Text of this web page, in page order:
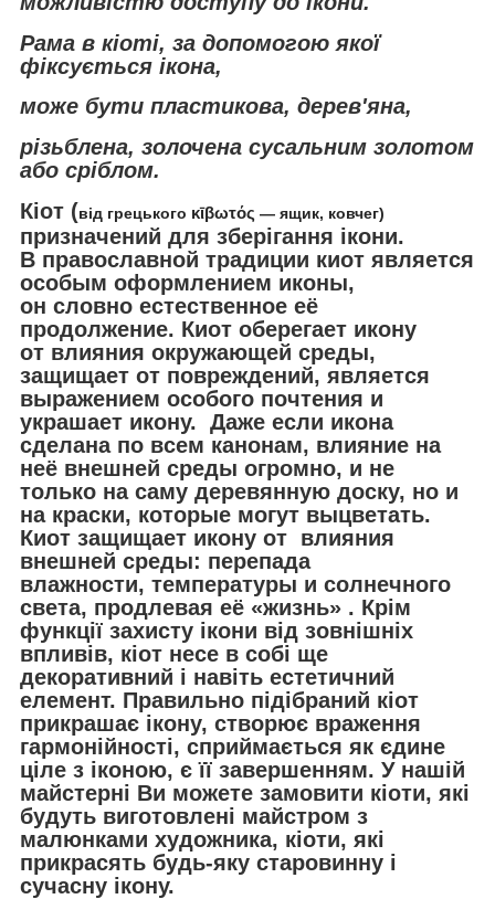
Рама в кіоті, за допомогою якої
фіксується ікона,
може бути пластикова, дерев'яна,
різьблена, золочена сусальним золотом
або сріблом.
Кіот (від грецького κῑβωτός — ящик, ковчег)
призначений для зберігання ікони.
В православной традиции киот является
особым оформлением иконы,
он словно естественное её
продолжение. Киот оберегает икону
от влияния окружающей среды,
защищает от повреждений, является
выражением особого почтения и
украшает икону. Даже если икона
сделана по всем канонам, влияние на
неё внешней среды огромно, и не
только на саму деревянную доску, но и
на краски, которые могут выцветать.
Киот защищает икону от влияния
внешней среды: перепада
влажности, температуры и солнечного
света, продлевая её «жизнь» . Крім
функції захисту ікони від зовнішніх
впливів, кіот несе в собі ще
декоративний і навіть естетичний
елемент. Правильно підібраний кіот
прикрашає ікону, створює враження
гармонійності, сприймається як єдине
ціле з іконою, є її завершенням. У нашій
майстерні Ви можете замовити кіоти, які
будуть виготовлені майстром з
малюнками художника, кіоти, які
прикрасять будь-яку старовинну і
сучасну ікону.